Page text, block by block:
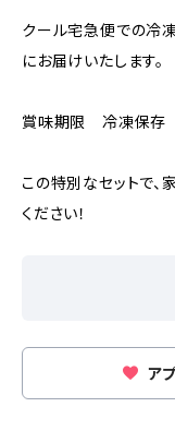
クール宅急便での冷
にお届けいたします。
賞味期限 冷凍保存
この特別なセットで、
ください！
ア